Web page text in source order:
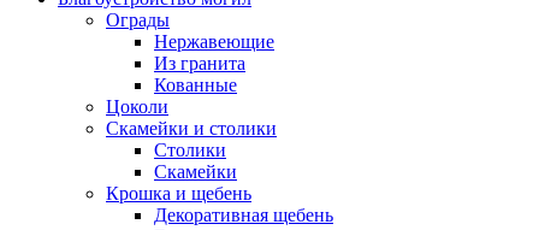
Ограды
Нержавеющие
Из гранита
Кованные
Цоколи
Скамейки и столики
Столики
Скамейки
Крошка и щебень
Декоративная щебень